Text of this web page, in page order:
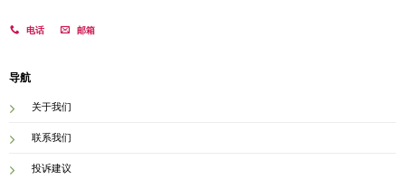
电话 邮箱
导航
关于我们
联系我们
投诉建议